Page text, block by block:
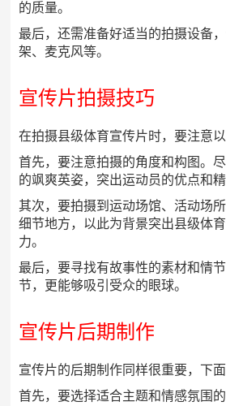
的质量。
最后，还需准备好适当的拍摄设备
架、麦克风等。
宣传片拍摄技巧
在拍摄县级体育宣传片时，要注意以
首先，要注意拍摄的角度和构图。
的飒爽英姿，突出运动员的优点和精
其次，要拍摄到运动场馆、活动场
细节地方，以此为背景突出县级体
力。
最后，要寻找有故事性的素材和情
节，更能够吸引受众的眼球。
宣传片后期制作
宣传片的后期制作同样很重要，下面
首先，要选择适合主题和情感氛围